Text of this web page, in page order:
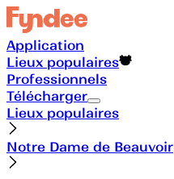
Application
Lieux populaires
Professionnels
Télécharger
Lieux populaires
Notre Dame de Beauvoir